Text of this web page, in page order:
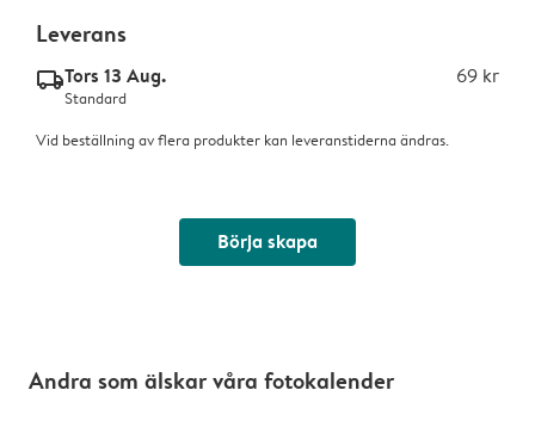
Leverans
delivery_standard_v2Tors 13 Aug. 69 kr
Standard
Vid beställning av flera produkter kan leveranstiderna ändras.
Börja skapa
Andra som älskar våra fotokalender